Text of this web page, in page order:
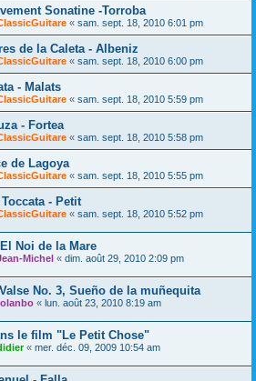
Sonatine -Torroba
« sam. sept. 18, 2010 6:01 pm
de la Caleta - Albeniz
« sam. sept. 18, 2010 6:00 pm
- Malats
« sam. sept. 18, 2010 5:59 pm
- Fortea
« sam. sept. 18, 2010 5:58 pm
de Lagoya
« sam. sept. 18, 2010 5:55 pm
- Petit
« sam. sept. 18, 2010 5:52 pm
Noi de la Mare
Michel « dim. août 29, 2010 2:09 pm
No. 3, Sueño de la muñequita
« lun. août 23, 2010 8:19 am
le film "Le Petit Chose"
« mer. déc. 09, 2009 10:54 am